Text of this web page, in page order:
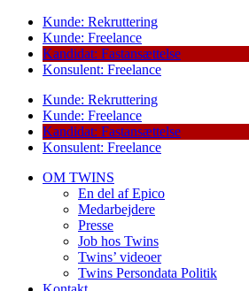
Kunde: Rekruttering
Kunde: Freelance
Kandidat: Fastansættelse
Konsulent: Freelance
Kunde: Rekruttering
Kunde: Freelance
Kandidat: Fastansættelse
Konsulent: Freelance
OM TWINS
En del af Epico
Medarbejdere
Presse
Job hos Twins
Twins’ videoer
Twins Persondata Politik